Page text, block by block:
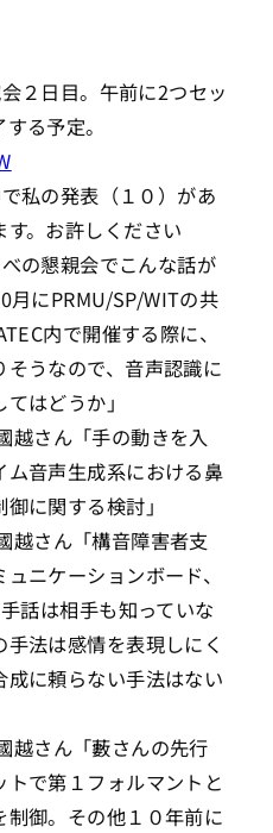
２日目。午前に2つセッ
る予定。
私の発表（１０）があ
。お許しください
の懇親会でこんな話が
月にPRMU/SP/WITの共
内で開催する際に、
うなので、音声認識に
はどうか」
越さん「手の動きを入
ム音声生成系における鼻
に関する検討」
越さん「構音障害者支
ニケーションボード、
話は相手も知っていな
法は感情を表現しにく
成に頼らない手法はない
越さん「藪さんの先行
で第１フォルマントと
御。その他１０年前に